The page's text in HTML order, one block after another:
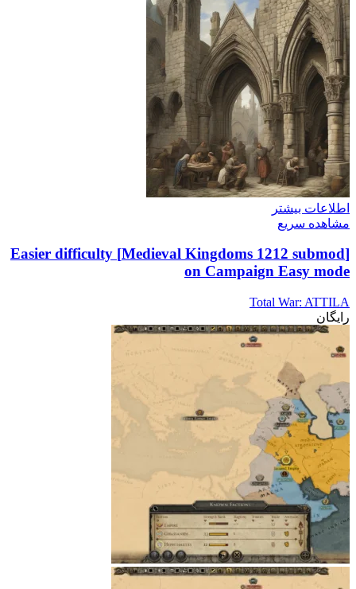
اطلاعات بیشتر
مشاهده سریع
[Medieval Kingdoms 1212 submod] Easier difficulty
on Campaign Easy mode
Total War: ATTILA
رایگان